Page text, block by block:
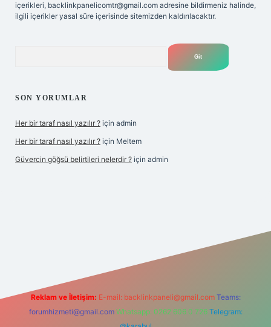
içerikleri, backlinkpanelicomtr@gmail.com adresine bildirmeniz halinde,
ilgili içerikler yasal süre içerisinde sitemizden kaldırılacaktır.
SON YORUMLAR
Her bir taraf nasıl yazılır ? için admin
Her bir taraf nasıl yazılır ? için Meltem
Güvercin göğsü belirtileri nelerdir ? için admin
Reklam ve İletişim: E-mail: backlinkpaneli@gmail.com Teams:
forumhizmeti@gmail.com Whatsapp: 0262 606 0 726 Telegram: